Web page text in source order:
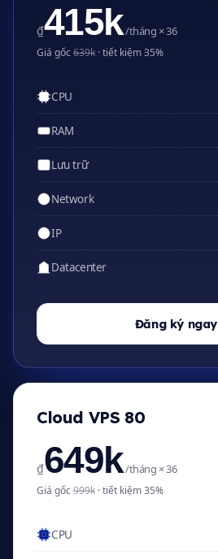
₫415k/tháng × 36
Giá gốc639k · tiết kiệm 35%
CPU
RAM
Lưu trữ
Network
IP
Datacenter
Đăng ký ngay
Cloud VPS 80
₫649k/tháng × 36
Giá gốc999k · tiết kiệm 35%
CPU